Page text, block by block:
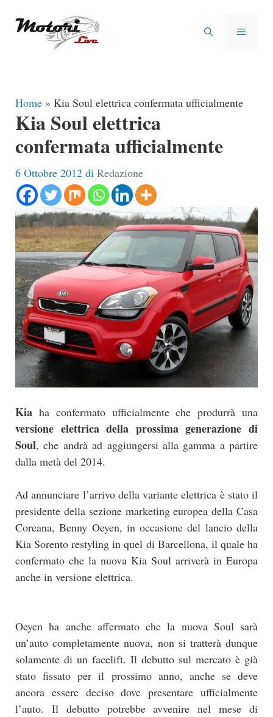
MENU
Home » Kia Soul elettrica confermata ufficialmente
Kia Soul elettrica
confermata ufficialmente
6 Ottobre 2012 di Redazione
Kia ha confermato ufficialmente che produrrà una
versione elettrica della prossima generazione di
Soul, che andrà ad aggiungersi alla gamma a partire
dalla metà del 2014.
Ad annunciare l’arrivo della variante elettrica è stato il
presidente della sezione marketing europea della Casa
Coreana, Benny Oeyen, in occasione del lancio della
Kia Sorento restyling in quel di Barcellona, il quale ha
confermato che la nuova Kia Soul arriverà in Europa
anche in versione elettrica.
Oeyen ha anche affermato che la nuova Soul sarà
un’auto completamente nuova, non si tratterà dunque
solamente di un facelift. Il debutto sul mercato è già
stato fissato per il prossimo anno, anche se deve
ancora essere deciso dove presentare ufficialmente
l’auto. Il debutto potrebbe avvenire nel mese di